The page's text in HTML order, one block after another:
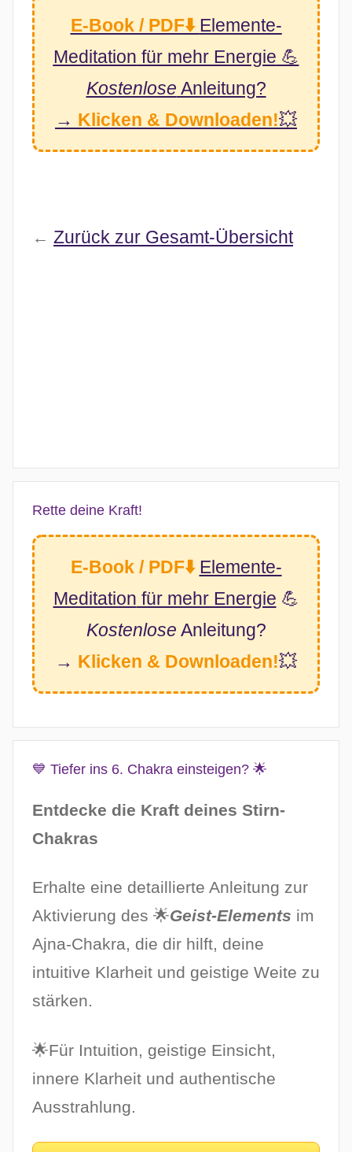
E-Book / PDF⬇️ Elemente-
Meditation für mehr Energie 💪
Kostenlose Anleitung?
→ Klicken & Downloaden!💥
← Zurück zur Gesamt-Übersicht
Rette deine Kraft!
E-Book / PDF⬇️ Elemente-
Meditation für mehr Energie 💪
Kostenlose Anleitung?
→ Klicken & Downloaden!💥
💙 Tiefer ins 6. Chakra einsteigen? 🌟
Entdecke die Kraft deines Stirn-
Chakras
Erhalte eine detaillierte Anleitung zur
Aktivierung des 🌟Geist-Elements im
Ajna-Chakra, die dir hilft, deine
intuitive Klarheit und geistige Weite zu
stärken.
🌟Für Intuition, geistige Einsicht,
innere Klarheit und authentische
Ausstrahlung.